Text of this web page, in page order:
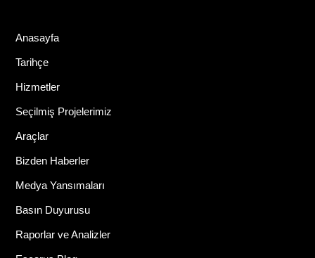
Anasayfa
Tarihçe
Hizmetler
Seçilmiş Projelerimiz
Araçlar
Bizden Haberler
Medya Yansımaları
Basın Duyurusu
Raporlar ve Analizler